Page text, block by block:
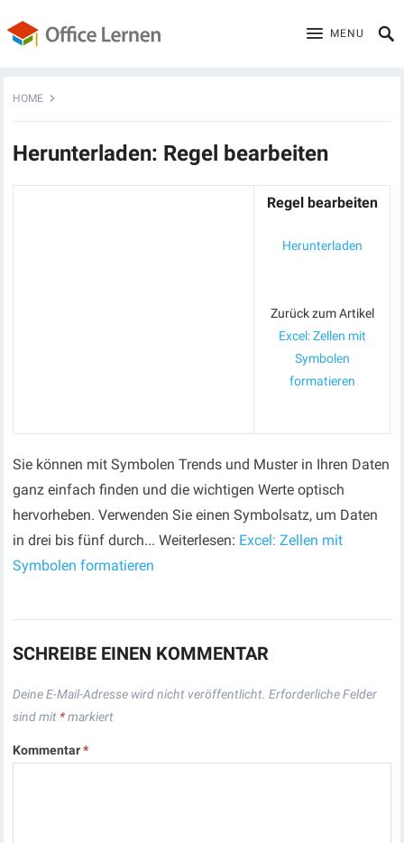
MENU
HOME
Herunterladen: Regel bearbeiten
Regel bearbeiten
Herunterladen
Zurück zum Artikel
Excel: Zellen mit
Symbolen
formatieren
Sie können mit Symbolen Trends und Muster in Ihren Daten
ganz einfach finden und die wichtigen Werte optisch
hervorheben. Verwenden Sie einen Symbolsatz, um Daten
in drei bis fünf durch... Weiterlesen: Excel: Zellen mit
Symbolen formatieren
SCHREIBE EINEN KOMMENTAR
Deine E-Mail-Adresse wird nicht veröffentlicht. Erforderliche Felder
sind mit *markiert
Kommentar*